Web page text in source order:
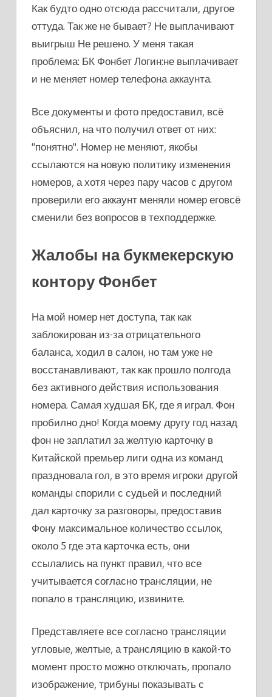
Как будто одно отсюда рассчитали, другое
оттуда. Так же не бывает? Не выплачивают
выигрыш Не решено. У меня такая
проблема: БК Фонбет Логин:не выплачивает
и не меняет номер телефона аккаунта.
Все документы и фото предоставил, всё
объяснил, на что получил ответ от них:
"понятно". Номер не меняют, якобы
ссылаются на новую политику изменения
номеров, а хотя через пару часов с другом
проверили его аккаунт меняли номер еговсё
сменили без вопросов в техподдержке.
Жалобы на букмекерскую
контору Фонбет
На мой номер нет доступа, так как
заблокирован из-за отрицательного
баланса, ходил в салон, но там уже не
восстанавливают, так как прошло полгода
без активного действия использования
номера. Самая худшая БК, где я играл. Фон
пробилно дно! Когда моему другу год назад
фон не заплатил за желтую карточку в
Китайской премьер лиги одна из команд
праздновала гол, в это время игроки другой
команды спорили с судьей и последний
дал карточку за разговоры, предоставив
Фону максимальное количество ссылок,
около 5 где эта карточка есть, они
ссылались на пункт правил, что все
учитывается согласно трансляции, не
попало в трансляцию, извините.
Представляете все согласно трансляции
угловые, желтые, а трансляцию в какой-то
момент просто можно отключать, пропало
изображение, трибуны показывать с